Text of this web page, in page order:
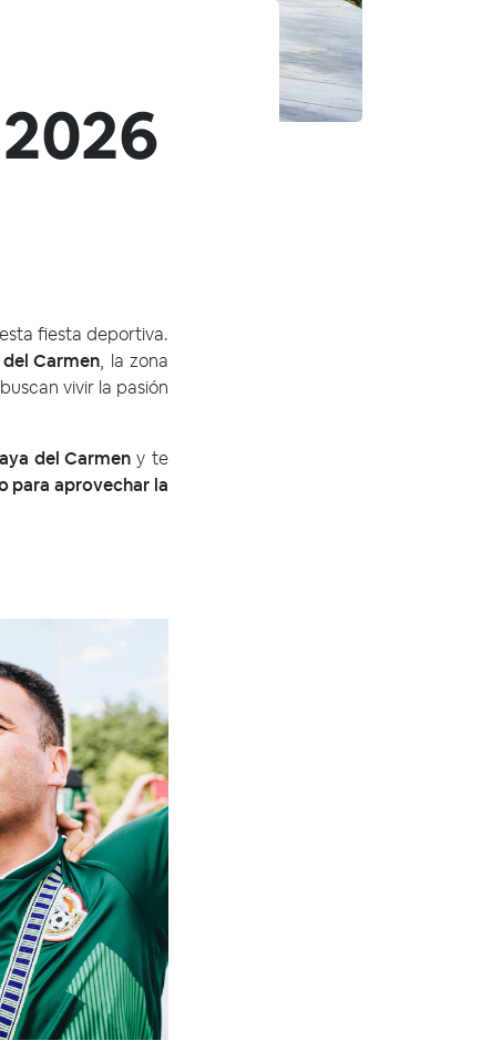
fiesta deportiva.
Carmen, la zona
vivir la pasión
del Carmeny te
para aprovechar la